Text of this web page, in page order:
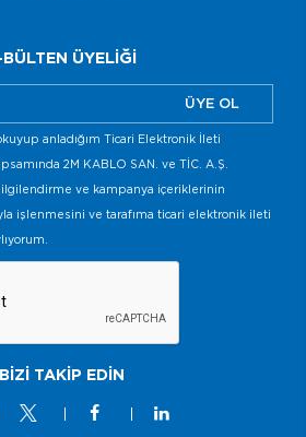
BÜLTEN ÜYELİĞİ
ÜYE OL
anladığım Ticari Elektronik İleti
2M KABLO SAN. ve TİC. A.Ş.
ve kampanya içeriklerinin
işlenmesini ve tarafıma ticari elektronik ileti
BİZİ TAKİP EDİN